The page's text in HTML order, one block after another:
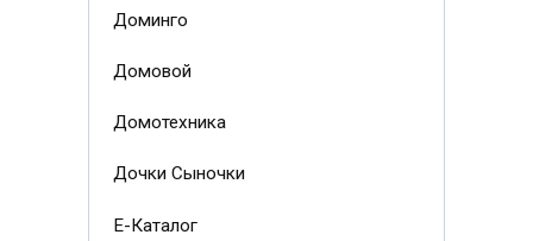
Доминго
Домовой
Домотехника
Дочки Сыночки
Е-Каталог